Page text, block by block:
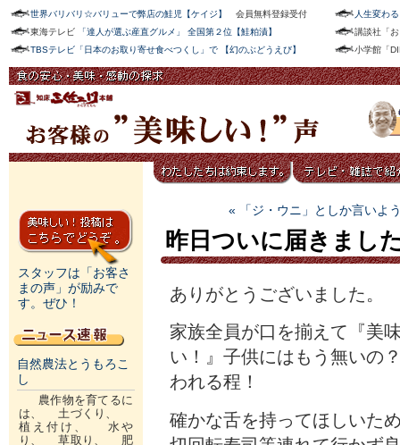
世界バリバリ☆バリューで弊店の鮭児【ケイジ】
会員無料登録受付
東海テレビ
「達人が選ぶ産直グルメ」 全国第２位【鮭粕漬】
TBSテレビ「日本のお取り寄せ食べつくし」で 【幻のぶどうえび】
人生変わ
講談社「
小学館「
« 「ジ・ウニ」としか言いよ
昨日ついに届きまし
ありがとうございました。
家族全員が口を揃えて『美
い！』子供にはもう無いの
われる程！
確かな舌を持ってほしいた
スタッフは「お客さ
まの声」が励みで
す。ぜひ！
自然農法とうもろこ
し
農作物を育てるに
は、 土づくり、
植え付け、 水や
り、 草取り、 肥